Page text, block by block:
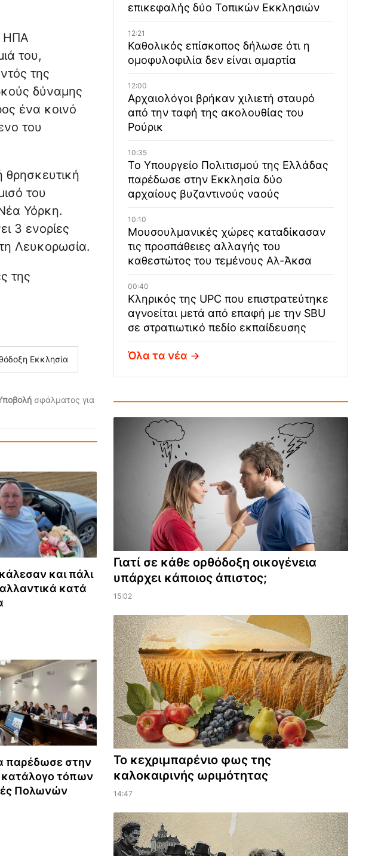
ΗΠΑ
του,
της
δύναμης
ένα κοινό
του
του
Υόρκη.
3 ενορίες
Λευκορωσία.
της
Εκκλησία
σφάλματος για
και πάλι
κατά
παρέδωσε στην
τόπων
Πολωνών
επικεφαλής δύο Τοπικών Εκκλησιών
12:21
Καθολικός επίσκοπος δήλωσε ότι η
ομοφυλοφιλία δεν είναι αμαρτία
12:00
Αρχαιολόγοι βρήκαν χιλιετή σταυρό
από την ταφή της ακολουθίας του
Ρούρικ
10:35
Το Υπουργείο Πολιτισμού της Ελλάδας
παρέδωσε στην Εκκλησία δύο
αρχαίους βυζαντινούς ναούς
10:10
Μουσουλμανικές χώρες καταδίκασαν
τις προσπάθειες αλλαγής του
καθεστώτος του τεμένους Αλ-Άκσα
00:40
Κληρικός της UPC που επιστρατεύτηκε
αγνοείται μετά από επαφή με την SBU
σε στρατιωτικό πεδίο εκπαίδευσης
Όλα τα νέα
Γιατί σε κάθε ορθόδοξη οικογένεια
υπάρχει κάποιος άπιστος;
15:02
Το κεχριμπαρένιο φως της
καλοκαιρινής ωριμότητας
14:47